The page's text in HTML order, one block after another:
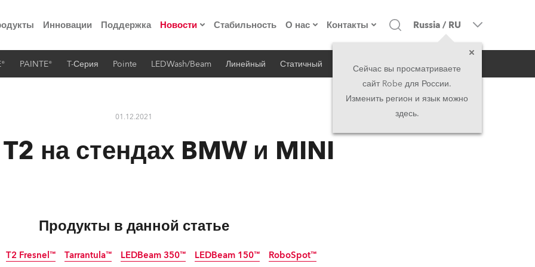
технологий» Robe
Инновации Поддержка Новости
Пресс-релизы
Стабильность О нас
о компании
Сделано в Европе
история
Контакты
Головной офис
Головной офис
Russia / RU
Сейчас вы просматриваете
сайт Robe для России.
Изменить регион и язык можно
здесь.
PAINTE® T-Серия Pointe LEDWash/Beam Линейный Статичный iSeries
01.12.2021
на стендах BMW и MINI
Продукты в данной статье
T2 Fresnel™ Tarrantula™ LEDBeam 350™ LEDBeam 150™ RoboSpot™